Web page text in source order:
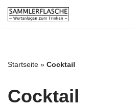
Startseite » Cocktail
Cocktail